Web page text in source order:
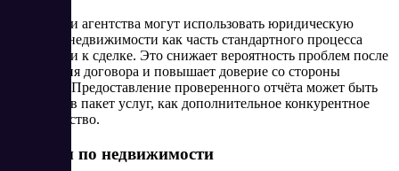
Риэлторы и агентства могут использовать юридическую
проверку недвижимости как часть стандартного процесса
подготовки к сделке. Это снижает вероятность проблем после
подписания договора и повышает доверие со стороны
клиентов. Предоставление проверенного отчёта может быть
включено в пакет услуг, как дополнительное конкурентное
преимущество.
Юристы по недвижимости